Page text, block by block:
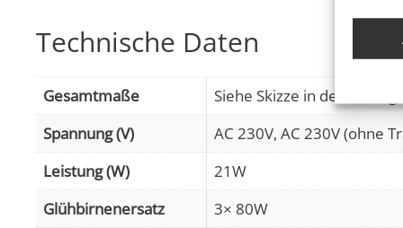
Technische Daten
Gesamtmaße
Siehe Skizze in der
Spannung (V)
AC 230V, AC 230V (ohne
Leistung (W)
21W
Glühbirnenersatz
3× 80W